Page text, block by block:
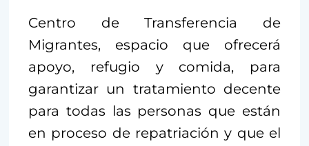
Centro de Transferencia de
Migrantes, espacio que ofrecerá
apoyo, refugio y comida, para
garantizar un tratamiento decente
para todas las personas que están
en proceso de repatriación y que el